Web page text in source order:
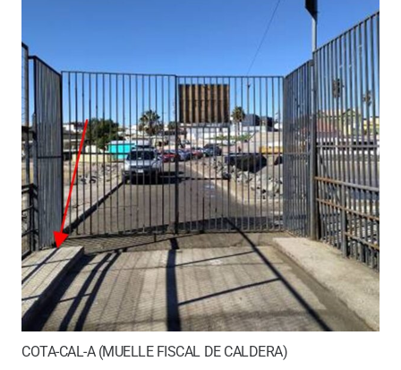
COTA-CAL-A (MUELLE FISCAL DE CALDERA)